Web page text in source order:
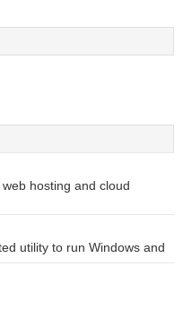
hosting and cloud
utility to run Windows and